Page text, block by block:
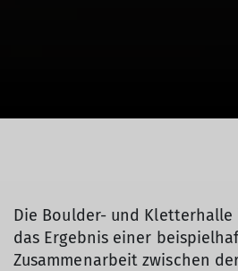
Die Boulder- und
das Ergebnis einer
Zusammenarbeit zwischen